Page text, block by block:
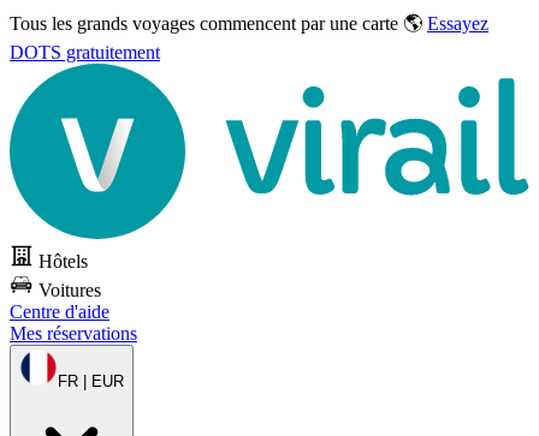
Tous les grands voyages commencent par une carte 🌎 Essayez
DOTS gratuitement
Hôtels
Voitures
Centre d'aide
Mes réservations
FR | EUR